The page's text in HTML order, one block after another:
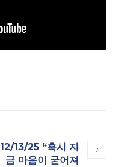
12/13/25 “혹시 지
금 마음이 굳어져